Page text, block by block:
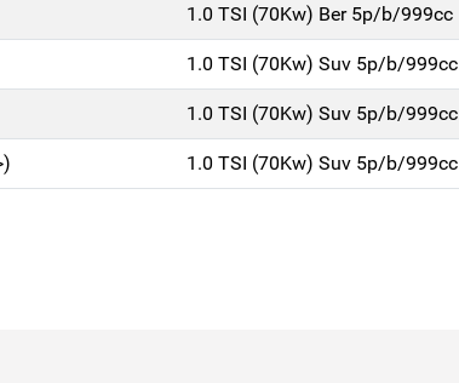
1.0 TSI (70Kw) Ber 5p/b/999cc
1.0 TSI (70Kw) Suv 5p/b/999cc
1.0 TSI (70Kw) Suv 5p/b/999cc
1.0 TSI (70Kw) Suv 5p/b/999cc